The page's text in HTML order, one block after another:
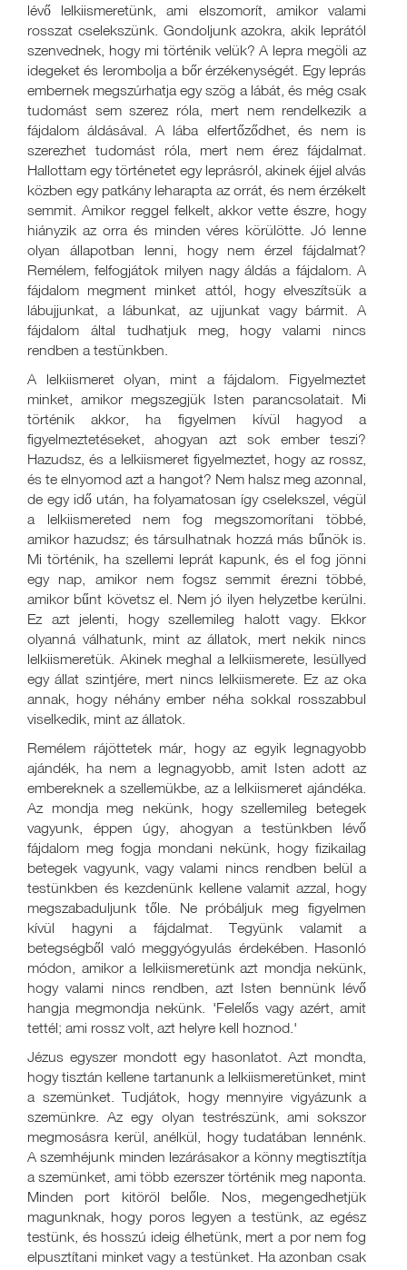
lévő lelkiismeretünk, ami elszomorít, amikor valami
rosszat cselekszünk. Gondoljunk azokra, akik leprától
szenvednek, hogy mi történik velük? A lepra megöli az
idegeket és lerombolja a bőr érzékenységét. Egy leprás
embernek megszúrhatja egy szög a lábát, és még csak
tudomást sem szerez róla, mert nem rendelkezik a
fájdalom áldásával. A lába elfertőződhet, és nem is
szerezhet tudomást róla, mert nem érez fájdalmat.
Hallottam egy történetet egy leprásról, akinek éjjel alvás
közben egy patkány leharapta az orrát, és nem érzékelt
semmit. Amikor reggel felkelt, akkor vette észre, hogy
hiányzik az orra és minden véres körülötte. Jó lenne
olyan állapotban lenni, hogy nem érzel fájdalmat?
Remélem, felfogjátok milyen nagy áldás a fájdalom. A
fájdalom megment minket attól, hogy elveszítsük a
lábujjunkat, a lábunkat, az ujjunkat vagy bármit. A
fájdalom által tudhatjuk meg, hogy valami nincs
rendben a testünkben.
A lelkiismeret olyan, mint a fájdalom. Figyelmeztet
minket, amikor megszegjük Isten parancsolatait. Mi
történik akkor, ha figyelmen kívül hagyod a
figyelmeztetéseket, ahogyan azt sok ember teszi?
Hazudsz, és a lelkiismeret figyelmeztet, hogy az rossz,
és te elnyomod azt a hangot? Nem halsz meg azonnal,
de egy idő után, ha folyamatosan így cselekszel, végül
a lelkiismereted nem fog megszomorítani többé,
amikor hazudsz; és társulhatnak hozzá más bűnök is.
Mi történik, ha szellemi leprát kapunk, és el fog jönni
egy nap, amikor nem fogsz semmit érezni többé,
amikor bűnt követsz el. Nem jó ilyen helyzetbe kerülni.
Ez azt jelenti, hogy szellemileg halott vagy. Ekkor
olyanná válhatunk, mint az állatok, mert nekik nincs
lelkiismeretük. Akinek meghal a lelkiismerete, lesüllyed
egy állat szintjére, mert nincs lelkiismerete. Ez az oka
annak, hogy néhány ember néha sokkal rosszabbul
viselkedik, mint az állatok.
Remélem rájöttetek már, hogy az egyik legnagyobb
ajándék, ha nem a legnagyobb, amit Isten adott az
embereknek a szellemükbe, az a lelkiismeret ajándéka.
Az mondja meg nekünk, hogy szellemileg betegek
vagyunk, éppen úgy, ahogyan a testünkben lévő
fájdalom meg fogja mondani nekünk, hogy fizikailag
betegek vagyunk, vagy valami nincs rendben belül a
testünkben és kezdenünk kellene valamit azzal, hogy
megszabaduljunk tőle. Ne próbáljuk meg figyelmen
kívül hagyni a fájdalmat. Tegyünk valamit a
betegségből való meggyógyulás érdekében. Hasonló
módon, amikor a lelkiismeretünk azt mondja nekünk,
hogy valami nincs rendben, azt Isten bennünk lévő
hangja megmondja nekünk. 'Felelős vagy azért, amit
tettél; ami rossz volt, azt helyre kell hoznod.'
Jézus egyszer mondott egy hasonlatot. Azt mondta,
hogy tisztán kellene tartanunk a lelkiismeretünket, mint
a szemünket. Tudjátok, hogy mennyire vigyázunk a
szemünkre. Az egy olyan testrészünk, ami sokszor
megmosásra kerül, anélkül, hogy tudatában lennénk.
A szemhéjunk minden lezárásakor a könny megtisztítja
a szemünket, ami több ezerszer történik meg naponta.
Minden port kitöröl belőle. Nos, megengedhetjük
magunknak, hogy poros legyen a testünk, az egész
testünk, és hosszú ideig élhetünk, mert a por nem fog
elpusztítani minket vagy a testünket. Ha azonban csak